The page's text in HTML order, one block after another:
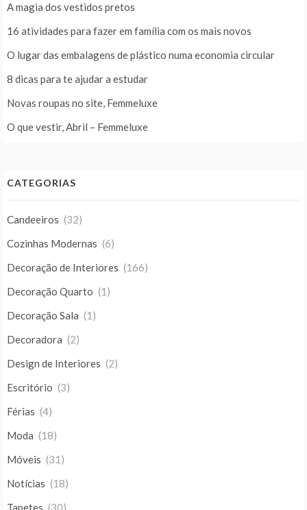
A magia dos vestidos pretos
16 atividades para fazer em família com os mais novos
O lugar das embalagens de plástico numa economia circular
8 dicas para te ajudar a estudar
Novas roupas no site, Femmeluxe
O que vestir, Abril – Femmeluxe
CATEGORIAS
Candeeiros (32)
Cozinhas Modernas (6)
Decoração de Interiores (166)
Decoração Quarto (1)
Decoração Sala (1)
Decoradora (2)
Design de Interiores (2)
Escritório (3)
Férias (4)
Moda (18)
Móveis (31)
Notícias (18)
Tapetes (30)